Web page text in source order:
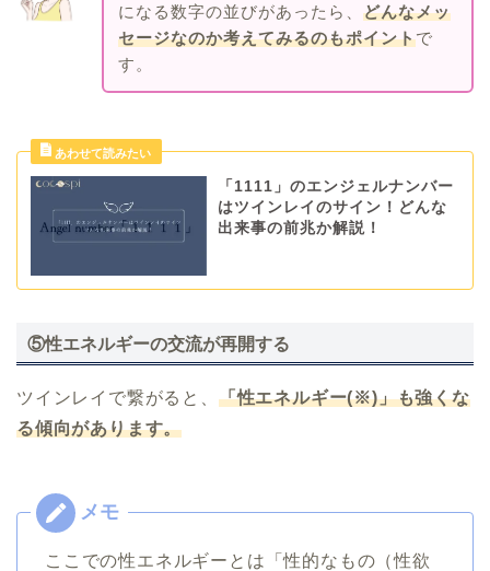
になる数字の並びがあったら、 どんなメッ
セージなのか考えてみるのもポイントで
す。
「1111」のエンジェルナンバー
はツインレイのサイン！どんな
出来事の前兆か解説！
⑤性エネルギーの交流が再開する
ツインレイで繋がると、 「性エネルギー(※)」も強くな
る傾向があります。
ここでの性エネルギーとは「性的なもの（性欲